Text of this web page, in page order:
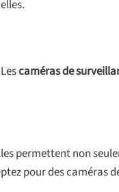
caméras de
permettent non
pour des caméras